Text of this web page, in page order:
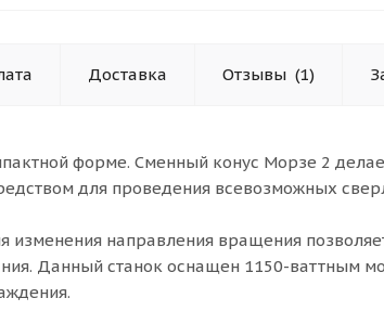
Доставка Отзывы (1)
форме. Сменный конус Морзе 2
для проведения всевозможных
направления вращения
Данный станок оснащен 1150-ваттным